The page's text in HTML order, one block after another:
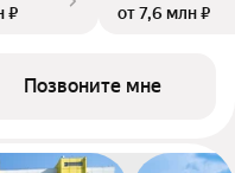
₽
от 7,6 млн ₽
Позвоните мне